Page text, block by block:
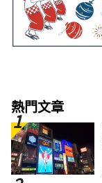
熱門文章